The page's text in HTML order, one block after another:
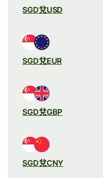
SGD兌USD
SGD兌EUR
SGD兌GBP
SGD兌CNY